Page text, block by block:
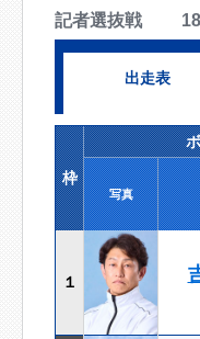
記者選抜戦
出走表
枠
写真
１